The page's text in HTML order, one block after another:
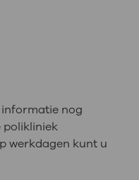
informatie nog
polikliniek
werkdagen kunt u